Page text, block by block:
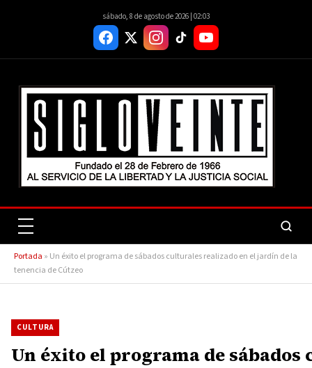
sábado, 8 de agosto de 2026 | 02:03
Portada » Un éxito el programa de sábados culturales realizado en el jardín de la
tenencia de Cútzeo
CULTURA
Un éxito el programa de